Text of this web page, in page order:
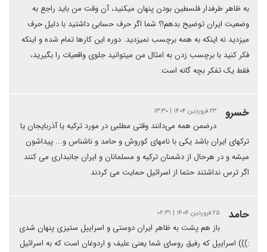
به ظاهر طرفدار فلسطین بودن پنهان میکنید، آن وقت من باید راجع به
وضعیت ایران توضیح بدهم!؟ شما اگر حرف حسابی داشتید با دلیل حرف
میزدید نه اینکه به همه برچسب نمیزدید. دوره این کارها تمام شده و اینکه
فکر کنید با برچسب زدن به امثال من‌ میتوانید جلوی واقعیات را بگیرید،
فقط یک تفکر بچه گانه است.
خسرو ۲۳ فروردین ۱۴۰۴ | ۱۳:۳۰
درضمن همه می‌دانند وقتی مطلبی در مورد ترکیه یا آذربایجان یا
ترکهای ایران باشد یکی با نامهای کوروش و حامد و ناشناس و... پیداشون
میشه و در هرحال از دشمنان ترکیه و مسلمانان و ایران جانبداری می کنند
اگر ترس نداشتند حتما از اسرائیل حمایت می کردند
حامد ۲۵ فروردین ۱۴۰۴ | ۰۶:۳۱
باز هم پشت به ظاهر ایران دوستی و اسراییل ستیزی پنهان شدی
:))) اسراییل که رفیق روسای شما یعنی علیف و اردوغان است که به اسرائیل